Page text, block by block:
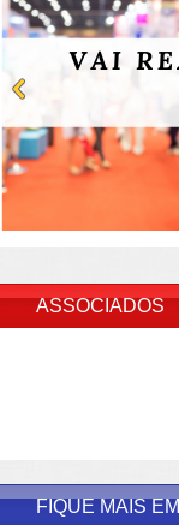
ASSOCIADOS
FIQUE MAIS